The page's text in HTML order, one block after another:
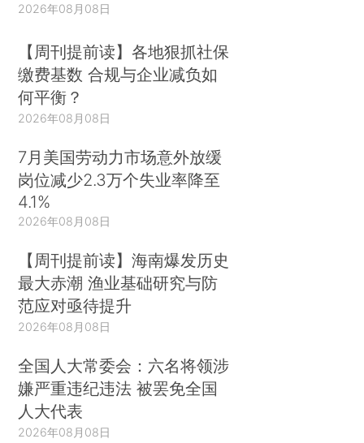
2026年08月08日
【周刊提前读】各地狠抓社保
缴费基数 合规与企业减负如
何平衡？
2026年08月08日
7月美国劳动力市场意外放缓
岗位减少2.3万个失业率降至
4.1%
2026年08月08日
【周刊提前读】海南爆发历史
最大赤潮 渔业基础研究与防
范应对亟待提升
2026年08月08日
全国人大常委会：六名将领涉
嫌严重违纪违法 被罢免全国
人大代表
2026年08月08日